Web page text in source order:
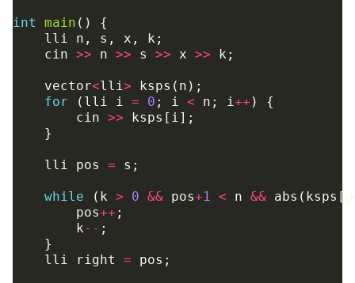
int main ()
{
lli
n , s , x , k ;
cin >> n >> s >> x >> k ;
vector<lli> ksps ( n );
for
( lli i = 0 ; i < n ; i++ )
{
cin >> ksps [ i];
}
lli pos = s ;
while ( k > 0 && pos+1 < n && abs ( ksps [
pos++ ;
k-- ;
}
lli
right = pos ;